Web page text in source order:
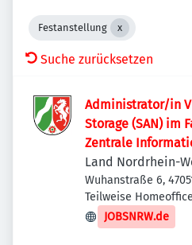
Festanstellung
Suche zurücksetzen
Administrator/in
Storage (SAN) im
Zentrale
Land Nordrhein-
Wuhanstraße 6,
Teilweise Homeoffice
JOBSNRW.de